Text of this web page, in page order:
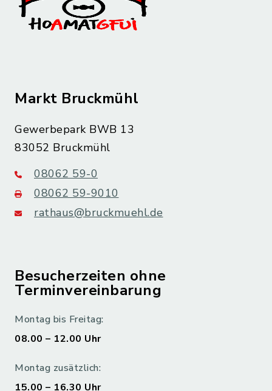
Markt Bruckmühl
Gewerbepark BWB 13
83052 Bruckmühl
08062 59-0
08062 59-9010
rathaus@bruckmuehl.de
Besucherzeiten ohne
Terminvereinbarung
Montag bis Freitag:
08.00 – 12.00 Uhr
Montag zusätzlich:
15.00 – 16.30 Uhr